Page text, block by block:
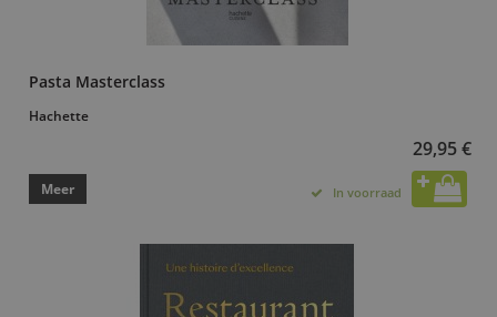
Pasta Masterclass
Hachette
29,95 €
Meer In voorraad